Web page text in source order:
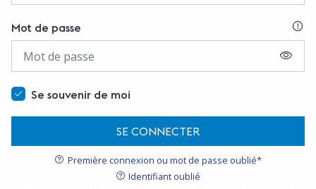
Mot de passe
Se souvenir de moi
SE CONNECTER
Première connexion ou mot de passe oublié*
Identifiant oublié